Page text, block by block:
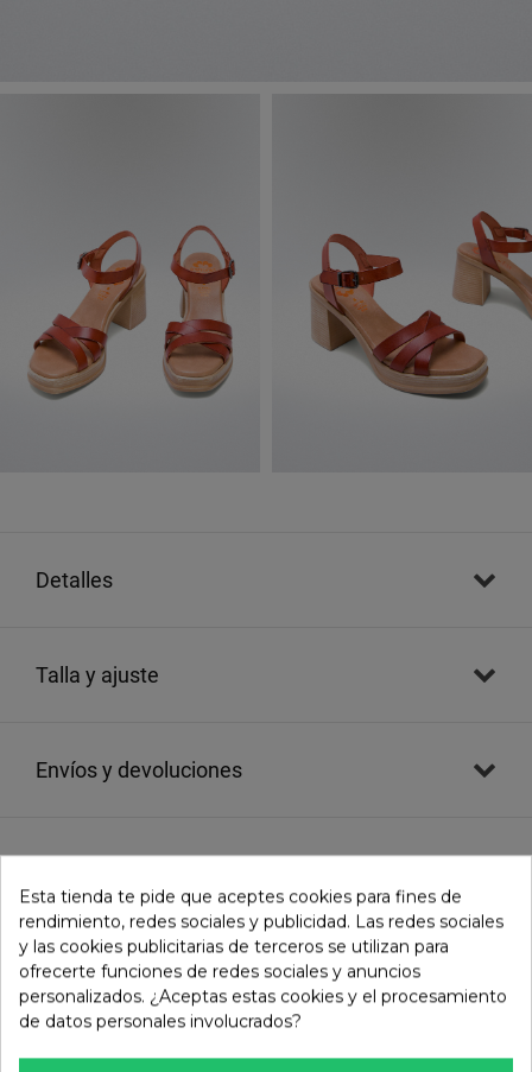
detalles
talla y ajuste
envíos y devoluciones
Comprobar disponibilidad en tienda
TAMBIÉN TE PUEDE GUSTAR
Esta tienda te pide que aceptes cookies para fines de
rendimiento, redes sociales y publicidad. Las redes sociales
y las cookies publicitarias de terceros se utilizan para
ofrecerte funciones de redes sociales y anuncios
personalizados. ¿Aceptas estas cookies y el procesamiento
de datos personales involucrados?